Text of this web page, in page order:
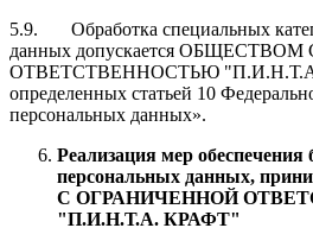
5.9. Обработка специальных
данных допускается
ОТВЕТСТВЕННОСТЬЮ "П.И.Н.Т.А.
определенных статьей 10
персональных данных».
Реализация мер обеспечения
персональных данных,
С ОГРАНИЧЕННОЙ
"П.И.Н.Т.А. КРАФТ"